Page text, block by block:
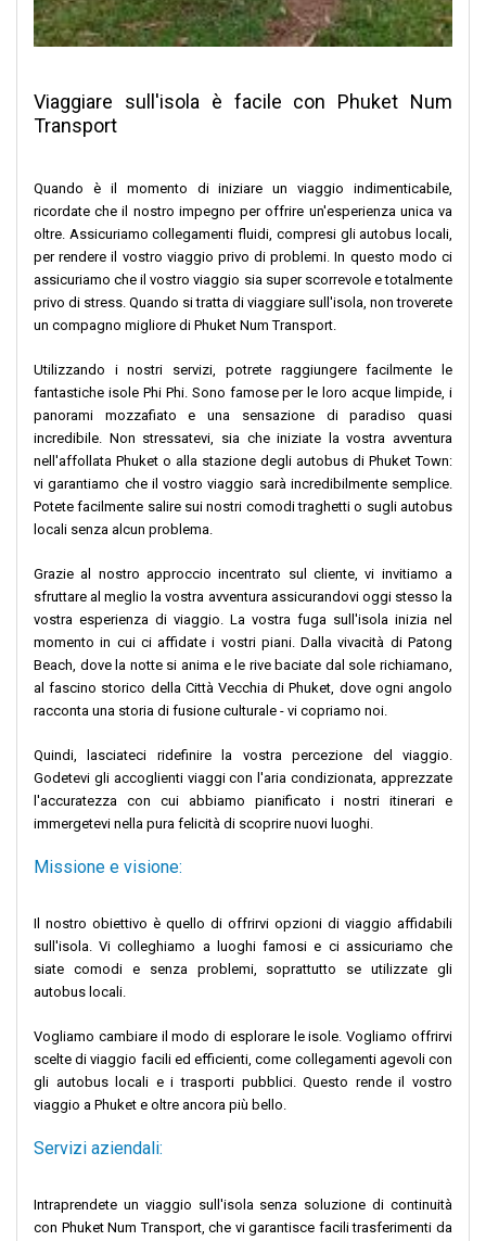
Viaggiare sull'isola è facile con Phuket Num
Transport
Quando è il momento di iniziare un viaggio indimenticabile,
ricordate che il nostro impegno per offrire un'esperienza unica va
oltre. Assicuriamo collegamenti fluidi, compresi gli autobus locali,
per rendere il vostro viaggio privo di problemi. In questo modo ci
assicuriamo che il vostro viaggio sia super scorrevole e totalmente
privo di stress. Quando si tratta di viaggiare sull'isola, non troverete
un compagno migliore di Phuket Num Transport.
Utilizzando i nostri servizi, potrete raggiungere facilmente le
fantastiche isole Phi Phi. Sono famose per le loro acque limpide, i
panorami mozzafiato e una sensazione di paradiso quasi
incredibile. Non stressatevi, sia che iniziate la vostra avventura
nell'affollata Phuket o alla stazione degli autobus di Phuket Town:
vi garantiamo che il vostro viaggio sarà incredibilmente semplice.
Potete facilmente salire sui nostri comodi traghetti o sugli autobus
locali senza alcun problema.
Grazie al nostro approccio incentrato sul cliente, vi invitiamo a
sfruttare al meglio la vostra avventura assicurandovi oggi stesso la
vostra esperienza di viaggio. La vostra fuga sull'isola inizia nel
momento in cui ci affidate i vostri piani. Dalla vivacità di Patong
Beach, dove la notte si anima e le rive baciate dal sole richiamano,
al fascino storico della Città Vecchia di Phuket, dove ogni angolo
racconta una storia di fusione culturale - vi copriamo noi.
Quindi, lasciateci ridefinire la vostra percezione del viaggio.
Godetevi gli accoglienti viaggi con l'aria condizionata, apprezzate
l'accuratezza con cui abbiamo pianificato i nostri itinerari e
immergetevi nella pura felicità di scoprire nuovi luoghi.
Missione e visione:
Il nostro obiettivo è quello di offrirvi opzioni di viaggio affidabili
sull'isola. Vi colleghiamo a luoghi famosi e ci assicuriamo che
siate comodi e senza problemi, soprattutto se utilizzate gli
autobus locali.
Vogliamo cambiare il modo di esplorare le isole. Vogliamo offrirvi
scelte di viaggio facili ed efficienti, come collegamenti agevoli con
gli autobus locali e i trasporti pubblici. Questo rende il vostro
viaggio a Phuket e oltre ancora più bello.
Servizi aziendali:
Intraprendete un viaggio sull'isola senza soluzione di continuità
con Phuket Num Transport, che vi garantisce facili trasferimenti da